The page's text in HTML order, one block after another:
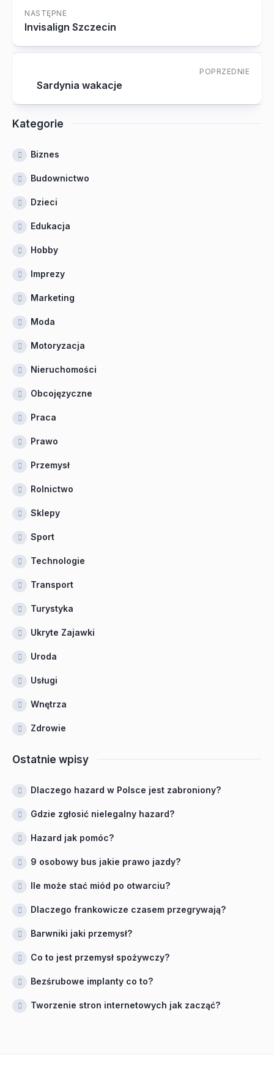
NASTĘPNE
Invisalign Szczecin
POPRZEDNIE
Sardynia wakacje
Kategorie
Biznes
Budownictwo
Dzieci
Edukacja
Hobby
Imprezy
Marketing
Moda
Motoryzacja
Nieruchomości
Obcojęzyczne
Praca
Prawo
Przemysł
Rolnictwo
Sklepy
Sport
Technologie
Transport
Turystyka
Ukryte Zajawki
Uroda
Usługi
Wnętrza
Zdrowie
Ostatnie wpisy
Dlaczego hazard w Polsce jest zabroniony?
Gdzie zgłosić nielegalny hazard?
Hazard jak pomóc?
9 osobowy bus jakie prawo jazdy?
Ile może stać miód po otwarciu?
Dlaczego frankowicze czasem przegrywają?
Barwniki jaki przemysł?
Co to jest przemysł spożywczy?
Bezśrubowe implanty co to?
Tworzenie stron internetowych jak zacząć?